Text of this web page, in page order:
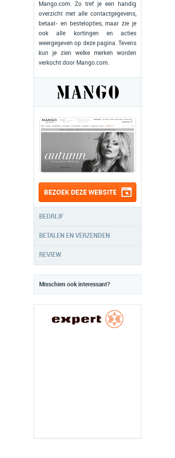
Mango.com. Zo tref je een handig
overzicht met alle contactgegevens,
betaal- en bestelopties, maar zie je
ook alle kortingen en acties
weergegeven op deze pagina. Tevens
kun je zien welke merken worden
verkocht door Mango.com.
BEZOEK DEZE WEBSITE
BEDRIJF
BETALEN EN VERZENDEN
REVIEW
Misschien ook interessant?